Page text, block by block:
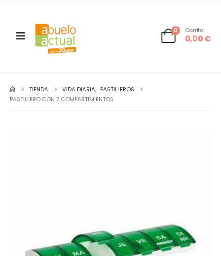
0 Carrito
0,00€
TIENDA VIDA DIARIA, PASTILLEROS
PASTILLERO CON 7 COMPARTIMIENTOS